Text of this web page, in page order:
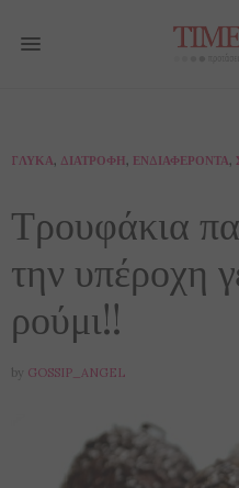
ΓΛΥΚΆ, ΔΙΑΤΡΟΦΉ, ΕΝΔΙΑΦΈΡΟΝΤΑ,
Τρουφάκια
την υπέροχη
ρούμι!!
by GOSSIP_ANGEL